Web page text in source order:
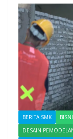
BERITA SMK
DESAIN